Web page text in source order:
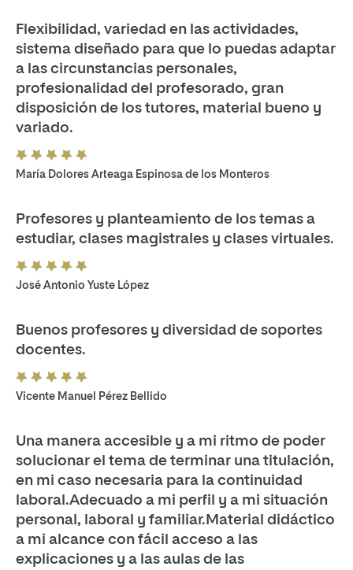
Flexibilidad, variedad en las actividades,
sistema diseñado para que lo puedas adaptar
a las circunstancias personales,
profesionalidad del profesorado, gran
disposición de los tutores, material bueno y
variado.
María Dolores Arteaga Espinosa de los Monteros
Profesores y planteamiento de los temas a
estudiar, clases magistrales y clases virtuales.
José Antonio Yuste López
Buenos profesores y diversidad de soportes
docentes.
Vicente Manuel Pérez Bellido
Una manera accesible y a mi ritmo de poder
solucionar el tema de terminar una titulación,
en mi caso necesaria para la continuidad
laboral.Adecuado a mi perfil y a mi situación
personal, laboral y familiar.Material didáctico
a mi alcance con fácil acceso a las
explicaciones y a las aulas de las